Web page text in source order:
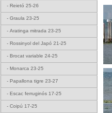
- Reietó 25-26
- Graula 23-25
- Aratinga mitrada 23-25
- Rossinyol del Japó 21-25
- Brocat variable 24-25
- Monarca 23-25
- Papallona tigre 23-27
- Escac ferruginós 17-25
- Coipú 17-25